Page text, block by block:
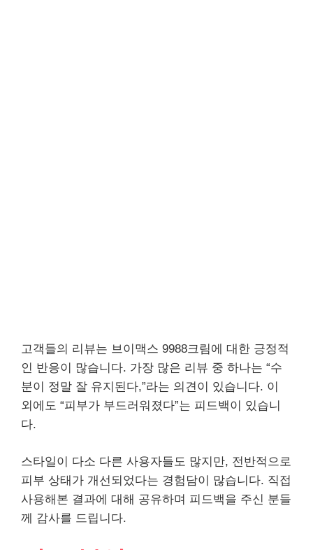
고객들의 리뷰는 브이맥스 9988크림에 대한 긍정적
인 반응이 많습니다. 가장 많은 리뷰 중 하나는 “수
분이 정말 잘 유지된다,”라는 의견이 있습니다. 이
외에도 “피부가 부드러워졌다”는 피드백이 있습니
다.
스타일이 다소 다른 사용자들도 많지만, 전반적으로
피부 상태가 개선되었다는 경험담이 많습니다. 직접
사용해본 결과에 대해 공유하며 피드백을 주신 분들
께 감사를 드립니다.